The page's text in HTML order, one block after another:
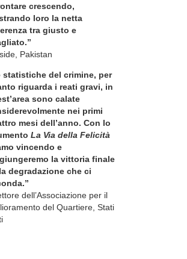
crescendo,
loro la netta
tra giusto e
Pakistan
statistiche del crimine, per
riguarda i reati gravi, in
sono calate
nei primi
mesi dell’anno. Con lo
La Via della Felicità
vincendo e
la vittoria finale
degradazione che ci
dell’Associazione per il
del Quartiere, Stati